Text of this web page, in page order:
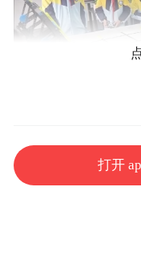
在科技教室内
作，操作机器
打开